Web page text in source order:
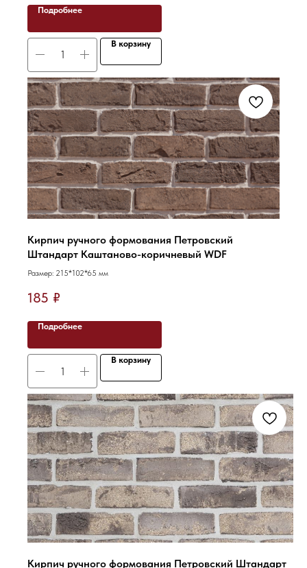
Подробнее
В корзину
Кирпич ручного формования Петровский
Штандарт Каштаново-коричневый WDF
Размер: 215*102*65 мм
185 ₽
Подробнее
В корзину
Кирпич ручного формования Петровский Штандарт